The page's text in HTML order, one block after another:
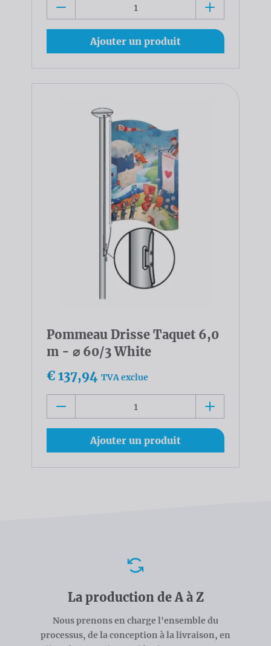
Ajouter un produit
Pommeau Drisse Taquet 6,0
m - ⌀ 60/3 White
€ 137,94 TVA exclue
Ajouter un produit
La production de A à Z
Nous prenons en charge l'ensemble du
processus, de la conception à la livraison, en